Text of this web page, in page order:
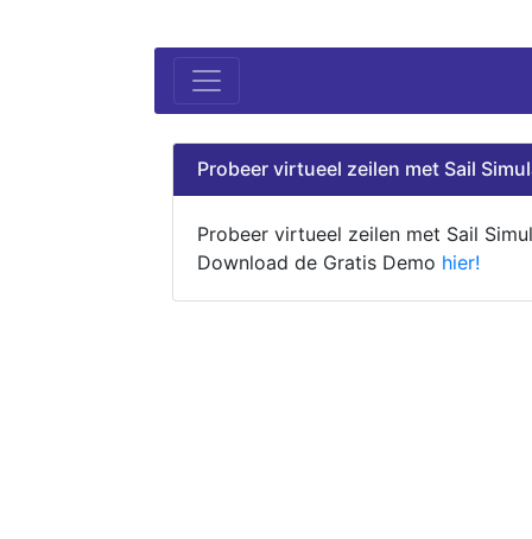
Probeer virtueel zeilen met Sail
Probeer virtueel zeilen met Sail
Download de Gratis Demo hier!